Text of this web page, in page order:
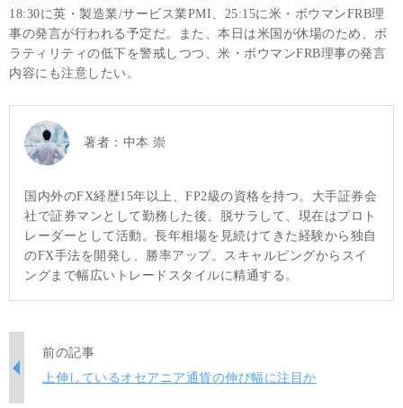
18:30に英・製造業/サービス業PMI、25:15に米・ボウマンFRB理
事の発言が行われる予定だ。また、本日は米国が休場のため、ボ
ラティリティの低下を警戒しつつ、米・ボウマンFRB理事の発言
内容にも注意したい。
著者： 中本 崇
国内外のFX経歴15年以上、FP2級の資格を持つ。大手証券会
社で証券マンとして勤務した後、脱サラして、現在はプロト
レーダーとして活動。長年相場を見続けてきた経験から独自
のFX手法を開発し、勝率アップ。スキャルピングからスイ
ングまで幅広いトレードスタイルに精通する。
前の記事
上伸しているオセアニア通貨の伸び幅に注目か